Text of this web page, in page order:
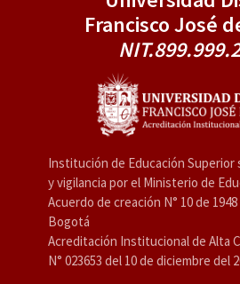
Francisco José
Institución de Educación Superior
y vigilancia por el Ministerio de
Acuerdo de creación N° 10 de
Bogotá
Acreditación Institucional de Alta
N° 023653 del 10 de diciembre del